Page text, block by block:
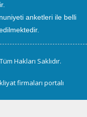
anketleri ile belli
Hakları Saklıdır.
firmaları portalı